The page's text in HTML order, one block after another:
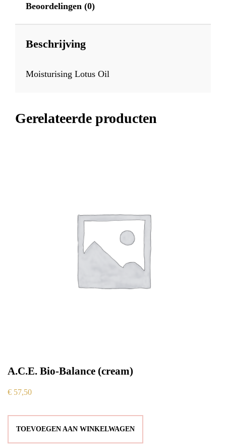
Beoordelingen (0)
Beschrijving
Moisturising Lotus Oil
Gerelateerde producten
A.C.E. Bio-Balance (cream)
€ 57,50
TOEVOEGEN AAN WINKELWAGEN